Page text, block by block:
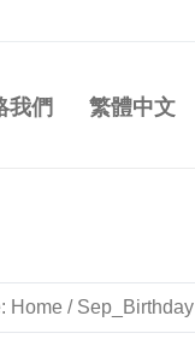
我們 繁體中文
Home / Sep_Birthday